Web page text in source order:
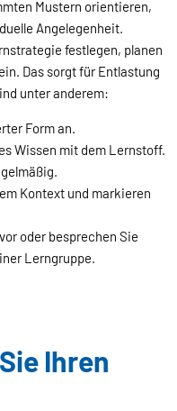
Mustern orientieren,
Angelegenheit.
festlegen, planen
Das sorgt für Entlastung
unter anderem:
Form an.
Wissen mit dem Lernstoff.
Kontext und markieren
oder besprechen Sie
Lerngruppe.
Ihren